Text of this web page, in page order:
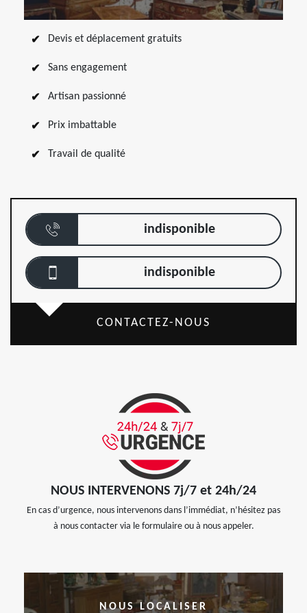
Devis et déplacement gratuits
Sans engagement
Artisan passionné
Prix imbattable
Travail de qualité
indisponible
indisponible
CONTACTEZ-NOUS
NOUS INTERVENONS 7j/7 et 24h/24
En cas d’urgence, nous intervenons dans l’immédiat, n’hésitez pas
à nous contacter via le formulaire ou à nous appeler.
NOUS LOCALISER